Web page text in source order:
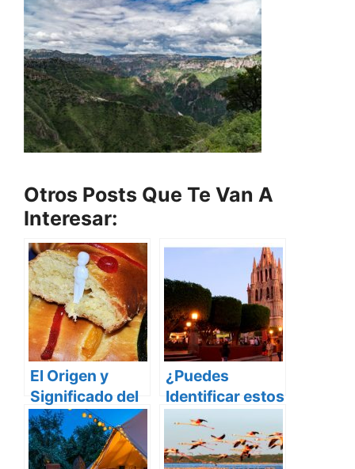
Otros Posts Que Te Van A
Interesar:
El Origen y
Significado del
Día de la
Candelaria
¿Puedes
Identificar estos
20 Destinos en
México con una
sola imagen?